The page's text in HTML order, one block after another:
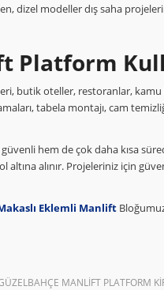
dizel modeller dış saha
Platform
butik oteller, restoranlar, kamu
tabela montajı, cam
hem de çok daha kısa
alınır. Projeleriniz için
Eklemli Manlift
MANLIFT PLATFORM